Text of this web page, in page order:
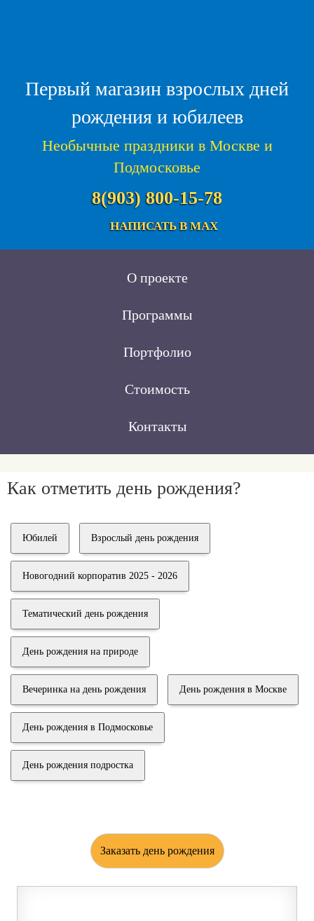
Первый магазин взрослых дней
рождения и юбилеев
Необычные праздники в Москве и
Подмосковье
8(903) 800-15-78
НАПИСАТЬ В MAX
О проекте
Программы
Портфолио
Стоимость
Контакты
Как отметить день рождения?
Юбилей Взрослый день рождения
Новогодний корпоратив 2025 - 2026
Тематический день рождения
День рождения на природе
Вечеринка на день рождения День рождения в Москве
День рождения в Подмосковье
День рождения подростка
Заказать день рождения